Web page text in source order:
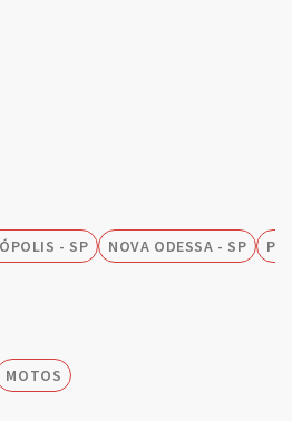
- SP NOVA ODESSA - SP
MOTOS